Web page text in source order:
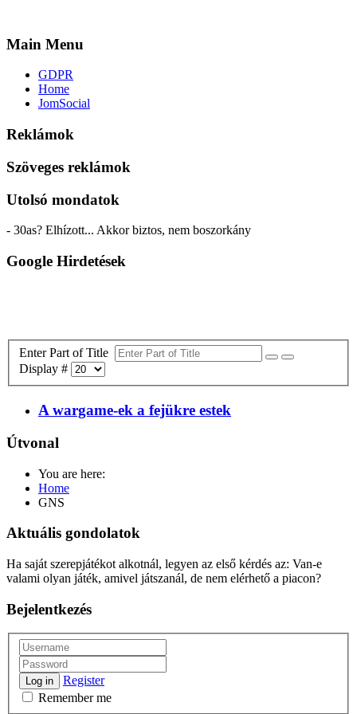
Main Menu
GDPR
Home
JomSocial
Reklámok
Szöveges reklámok
Utolsó mondatok
- 30as? Elhízott... Akkor biztos, nem boszorkány
Google Hirdetések
Enter Part of Title
Display #
A wargame-ek a fejükre estek
Útvonal
You are here:
Home
GNS
Aktuális gondolatok
Ha saját szerepjátékot alkotnál, legyen az első kérdés az: Van-e
valami olyan játék, amivel játszanál, de nem elérhető a piacon?
Bejelentkezés
Log in
Register
Remember me